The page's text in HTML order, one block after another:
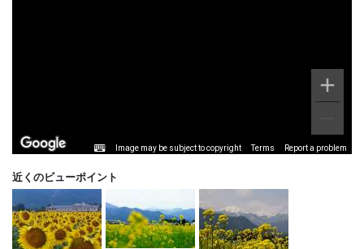
Image may be subject to copyright Terms Report a problem
近くのビューポイント